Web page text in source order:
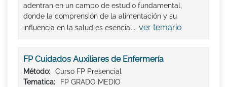
adentran en un campo de estudio fundamental,
donde la comprensión de la alimentación y su
influencia en la salud es esencial... ver temario
FP Cuidados Auxiliares de Enfermería
Método:
Curso FP Presencial
Tematica:
FP GRADO MEDIO